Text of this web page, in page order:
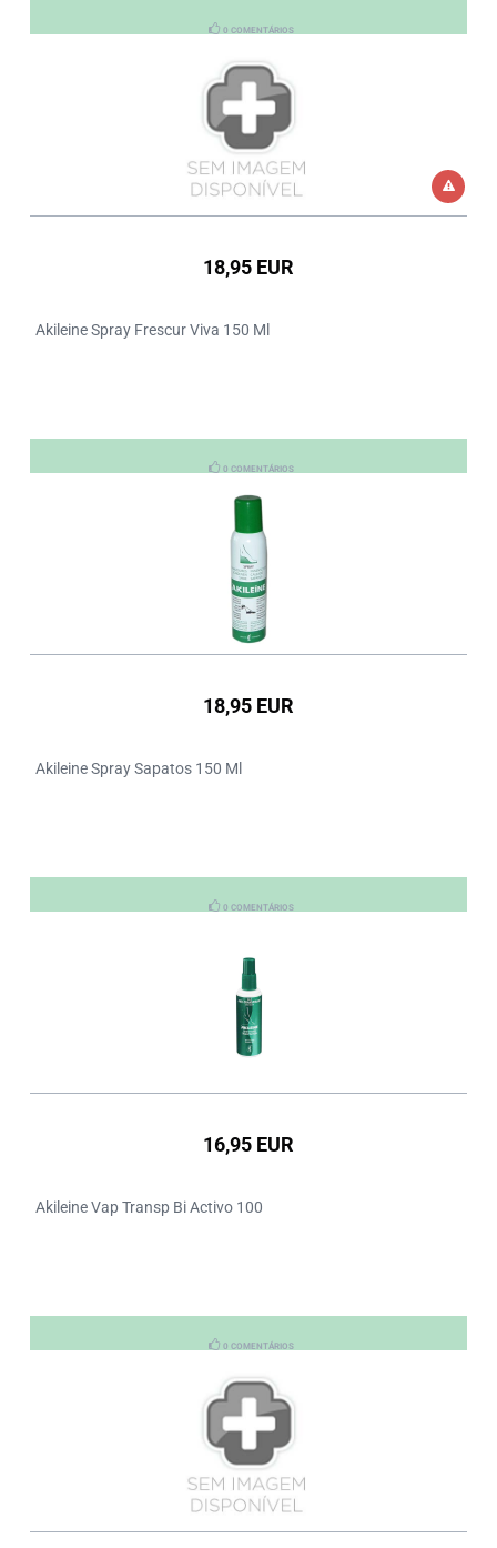
0 COMENTÁRIOS
18,95 EUR
Akileine Spray Frescur Viva 150 Ml
0 COMENTÁRIOS
18,95 EUR
Akileine Spray Sapatos 150 Ml
0 COMENTÁRIOS
16,95 EUR
Akileine Vap Transp Bi Activo 100
0 COMENTÁRIOS